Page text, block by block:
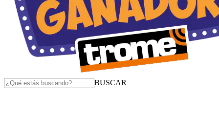
BUSCAR